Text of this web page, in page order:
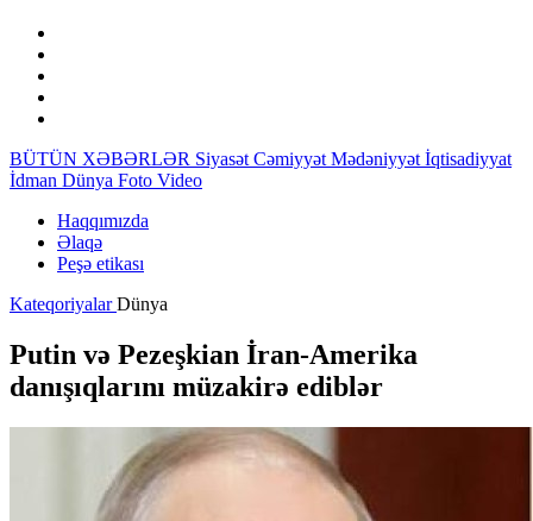
BÜTÜN XƏBƏRLƏR Siyasət Cəmiyyət Mədəniyyət İqtisadiyyat
İdman Dünya Foto Video
Haqqımızda
Əlaqə
Peşə etikası
KateqoriyalarDünya
Putin və Pezeşkian İran-Amerika
danışıqlarını müzakirə ediblər